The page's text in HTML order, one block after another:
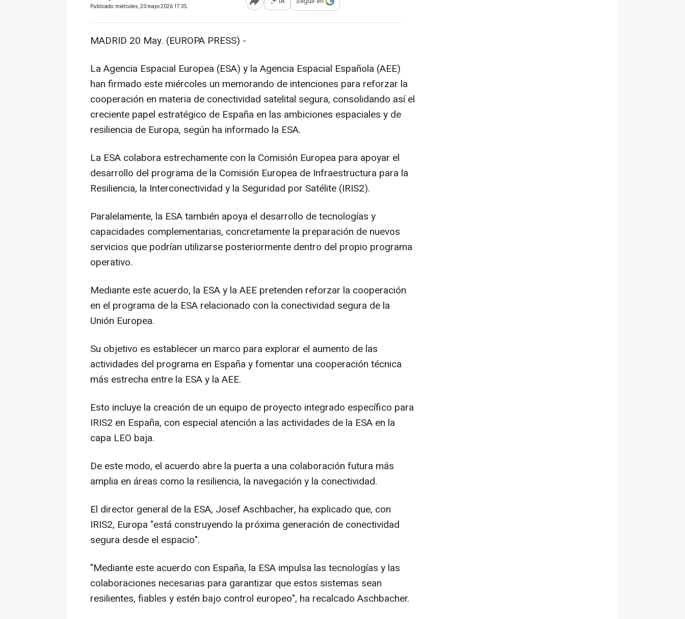
Publicado: miércoles, 20 mayo 2026 17:35 Abrir opciones para compartir
MADRID 20 May. (EUROPA PRESS) -
La Agencia Espacial Europea (ESA) y la Agencia Espacial Española (AEE)
han firmado este miércoles un memorando de intenciones para reforzar la
cooperación en materia de conectividad satelital segura, consolidando así el
creciente papel estratégico de España en las ambiciones espaciales y de
resiliencia de Europa, según ha informado la ESA.
La ESA colabora estrechamente con la Comisión Europea para apoyar el
desarrollo del programa de la Comisión Europea de Infraestructura para la
Resiliencia, la Interconectividad y la Seguridad por Satélite (IRIS2).
Paralelamente, la ESA también apoya el desarrollo de tecnologías y
capacidades complementarias, concretamente la preparación de nuevos
servicios que podrían utilizarse posteriormente dentro del propio programa
operativo.
Mediante este acuerdo, la ESA y la AEE pretenden reforzar la cooperación
en el programa de la ESA relacionado con la conectividad segura de la
Unión Europea.
Su objetivo es establecer un marco para explorar el aumento de las
actividades del programa en España y fomentar una cooperación técnica
más estrecha entre la ESA y la AEE.
Esto incluye la creación de un equipo de proyecto integrado específico para
IRIS2 en España, con especial atención a las actividades de la ESA en la
capa LEO baja.
De este modo, el acuerdo abre la puerta a una colaboración futura más
amplia en áreas como la resiliencia, la navegación y la conectividad.
El director general de la ESA, Josef Aschbacher, ha explicado que, con
IRIS2, Europa "está construyendo la próxima generación de conectividad
segura desde el espacio".
"Mediante este acuerdo con España, la ESA impulsa las tecnologías y las
colaboraciones necesarias para garantizar que estos sistemas sean
resilientes, fiables y estén bajo control europeo", ha recalcado Aschbacher.